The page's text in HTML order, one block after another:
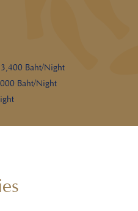
3,400 Baht/Night
Baht/Night